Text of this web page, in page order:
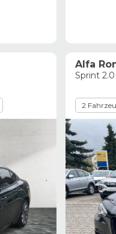
Alfa
Sprint
2